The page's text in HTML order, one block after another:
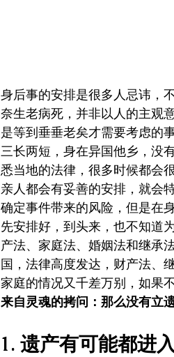
身后事的安排是很多人忌讳，
奈生老病死，并非以人的主观
是等到垂垂老矣才需要考虑的
三长两短，身在异国他乡，没
悉当地的法律，很多时候都会
亲人都会有妥善的安排，就会
确定事件带来的风险，但是在
先安排好，到头来，也不知道
产法、家庭法、婚姻法和继承
国，法律高度发达，财产法、
家庭的情况又千差万别，如果
来自灵魂的拷问：那么没有立
1. 遗产有可能都进